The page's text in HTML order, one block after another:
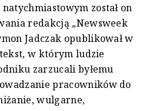
został on
redakcją „Newsweek
Jadczak opublikował w
w którym ludzie
zarzucali byłemu
pracowników do
wulgarne,